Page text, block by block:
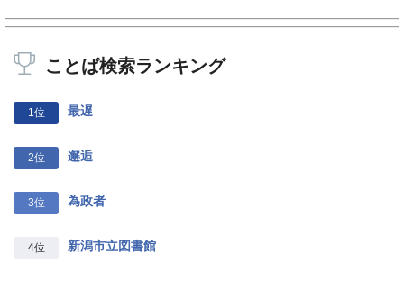
ことば検索ランキング
1位 最遅
2位 邂逅
3位 為政者
4位 新潟市立図書館